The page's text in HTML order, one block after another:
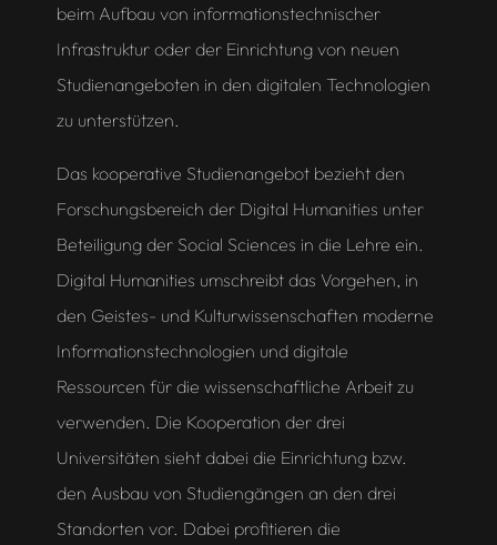
beim Aufbau von informationstechnischer
Infrastruktur oder der Einrichtung von neuen
Studienangeboten in den digitalen Technologien
zu unterstützen.
Das kooperative Studienangebot bezieht den
Forschungsbereich der Digital Humanities unter
Beteiligung der Social Sciences in die Lehre ein.
Digital Humanities umschreibt das Vorgehen, in
den Geistes- und Kulturwissenschaften moderne
Informationstechnologien und digitale
Ressourcen für die wissenschaftliche Arbeit zu
verwenden. Die Kooperation der drei
Universitäten sieht dabei die Einrichtung bzw.
den Ausbau von Studiengängen an den drei
Standorten vor. Dabei profitieren die